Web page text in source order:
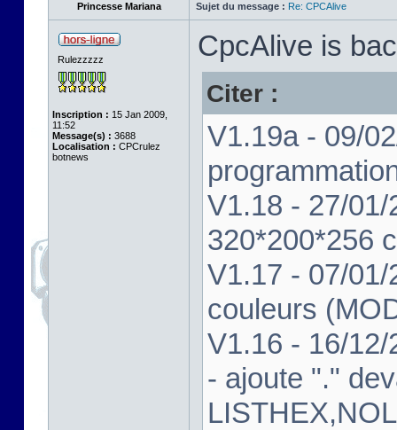
Princesse Mariana Sujet du message : Re: CPCAlive
Rulezzzzz
Inscription : 15 Jan 2009,
11:52
Message(s) : 3688
Localisation : CPCrulez
botnews
CpcAlive is
Citer :
V1.19a - 09/
V1.18 - 27/
320*200*256
V1.17 - 07/
couleurs
V1.16 - 16/
- ajoute "."